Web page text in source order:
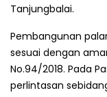
Tanjungbalai.
Pembangunan
sesuai dengan
No.94/2018. Pada
perlintasan